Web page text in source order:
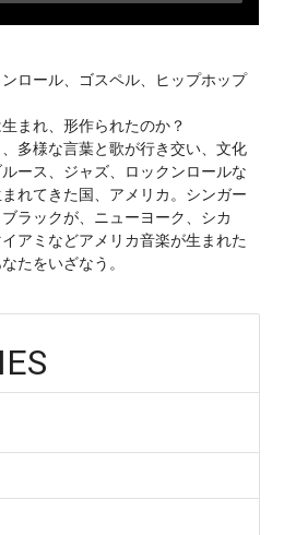
ロール、ゴスペル、ヒップホップ
まれ、形作られたのか？
多様な言葉と歌が行き交い、文化
ース、ジャズ、ロックンロールな
れてきた国、アメリカ。シンガー
ラックが、ニューヨーク、シカ
アミなどアメリカ音楽が生まれた
たをいざなう。